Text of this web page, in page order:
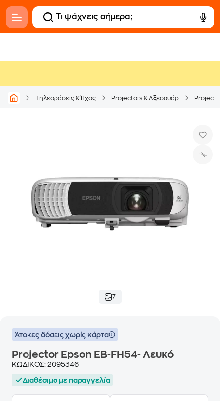
Τηλεοράσεις & Ήχος Projectors & Αξεσουάρ
7
Άτοκες δόσεις χωρίς κάρτα
Projector Epson EB-FH54- Λευκό
ΚΩΔΙΚΟΣ: 2095346
Διαθέσιμο με παραγγελία